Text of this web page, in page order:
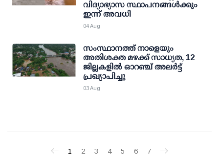
വിദ്യാഭ്യാസ സ്ഥാപനങ്ങള്‍ക്കും
ഇന്ന് അവധി
04 Aug
സംസ്ഥാനത്ത് നാളെയും
അതിശക്ത മഴക്ക് സാധ്യത, 12
ജില്ലകളിൽ ഓറഞ്ച് അലർട്ട്
പ്രഖ്യാപിച്ചു
03 Aug
1 2 3 4 5 6 7